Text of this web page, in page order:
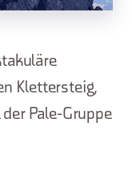
Klettersteig,
Pale-Gruppe